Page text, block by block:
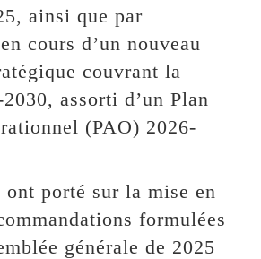
ainsi que par
cours d’un nouveau
couvrant la
assorti d’un Plan
(PAO) 2026-
ont porté sur la mise en
formulées
générale de 2025